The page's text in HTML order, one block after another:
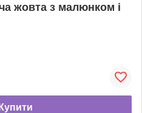
жовта з малюнком і
Купити